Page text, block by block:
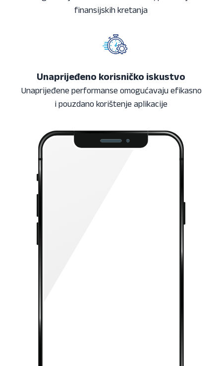
finansijskih kretanja
Unaprijeđeno korisničko iskustvo
Unaprijeđene performanse omogućavaju efikasno
i pouzdano korištenje aplikacije